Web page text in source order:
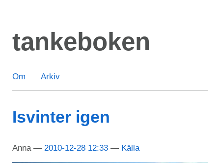
huvudinnehåll
tankeboken
Om Arkiv
Isvinter igen
Anna 2010-12-28 12:33 Källa